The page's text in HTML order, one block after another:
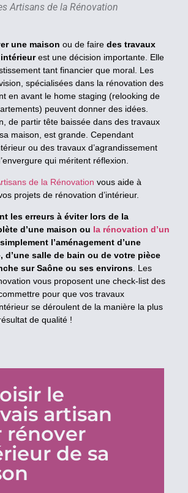
Artisans de la Rénovation
une maison ou de faire des travaux
intérieurest une décision importante. Elle
tant financier que moral. Les
spécialisées dans la rénovation des
en avant le home staging (relooking de
peuvent donner des idées.
de partir tête baissée dans des travaux
maison, est grande. Cependant
ou des travaux d’agrandissement
qui méritent réflexion.
de la Rénovation vous aide à
projets de rénovation d’intérieur.
les erreurs à éviter lors de la
d’une maison ou la rénovation d’un
l’aménagement d’une
d’une salle de bain ou de votre pièce
sur Saône ou ses environs. Les
vous proposent une check-list des
pour que vos travaux
se déroulent de la manière la plus
de qualité !
le
artisan
rénover
de sa